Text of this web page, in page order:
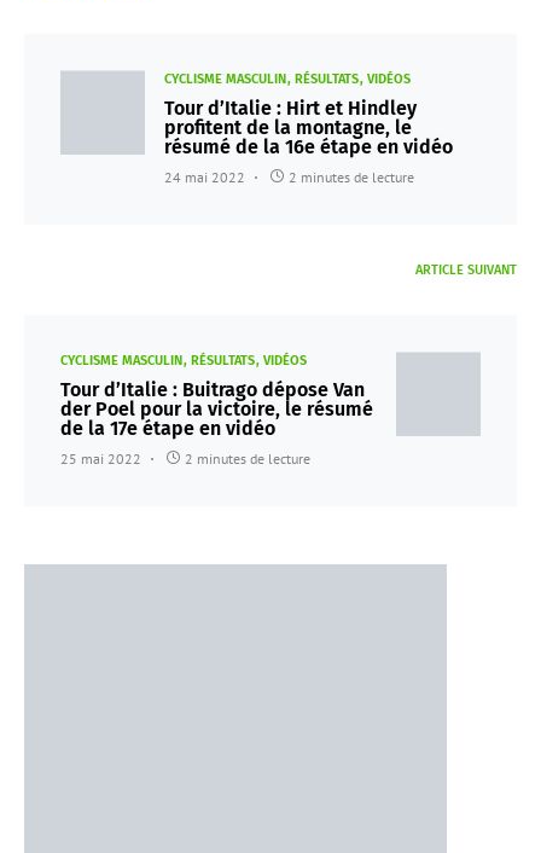
CYCLISME MASCULIN RÉSULTATS VIDÉOS
Tour d’Italie : Hirt et Hindley
profitent de la montagne, le
résumé de la 16e étape en vidéo
24 mai 2022 2 minutes de lecture
ARTICLE SUIVANT
CYCLISME MASCULIN RÉSULTATS VIDÉOS
Tour d’Italie : Buitrago dépose Van
der Poel pour la victoire, le résumé
de la 17e étape en vidéo
25 mai 2022 2 minutes de lecture